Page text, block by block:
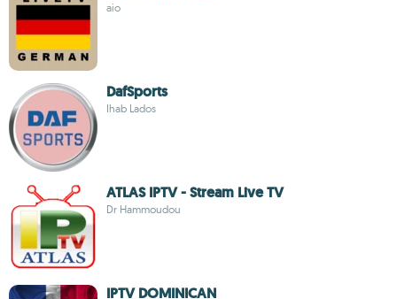
aio
DafSports
Ihab Lados
ATLAS IPTV - Stream Live TV
Dr Hammoudou
IPTV DOMINICAN